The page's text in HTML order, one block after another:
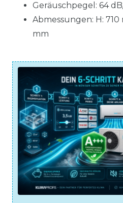
Geräuschpegel: 64
Abmessungen: H: 710
mm